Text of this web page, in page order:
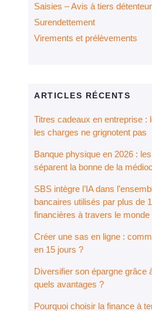
Saisies – Avis à tiers détenteur
Surendettement
Virements et prélèvements
ARTICLES RÉCENTS
Titres cadeaux en entreprise :
les charges ne grignotent pas
Banque physique en 2026 :
séparent la bonne de la
SBS intègre l’IA dans
bancaires utilisés par plus de
financières à travers le monde
Créer une sas en ligne :
en 15 jours ?
Diversifier son épargne grâce
quels avantages ?
Pourquoi choisir la finance à